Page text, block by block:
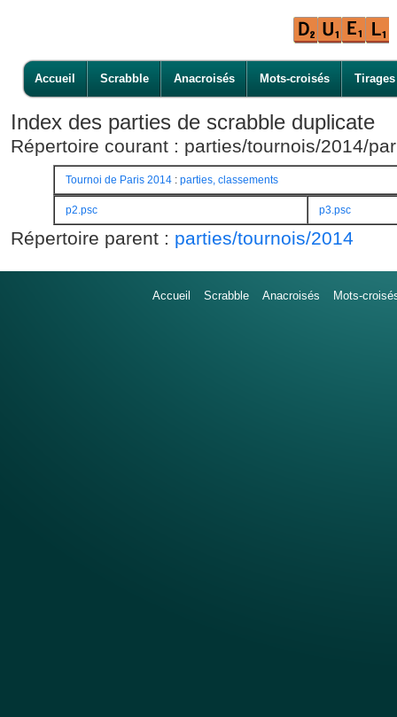
Accueil Scrabble Anacroisés Mots-croisés Tirages
Index des parties de scrabble duplicate
Répertoire courant : parties/tournois/2014/
Tournoi de Paris 2014 : parties, classements
p2.psc p3.psc
Répertoire parent : parties/tournois/2014
Accueil Scrabble Anacroisés Mots-